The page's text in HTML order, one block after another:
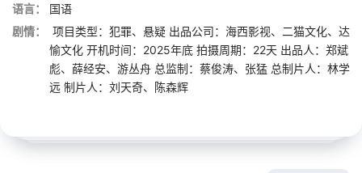
语言：
国语
剧情：
项目类型：犯罪、悬疑 出品公司：海西影视、二猫文化、达
愉文化 开机时间：2025年底 拍摄周期：22天 出品人：郑斌
彪、薛经安、游丛舟 总监制：蔡俊涛、张猛 总制片人：林学
远 制片人：刘天奇、陈森辉